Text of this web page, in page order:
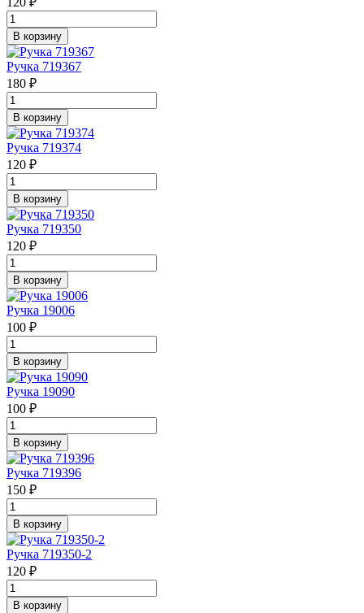
В корзину
Ручка 719367
180 ₽
В корзину
Ручка 719374
120 ₽
В корзину
Ручка 719350
120 ₽
В корзину
Ручка 19006
100 ₽
В корзину
Ручка 19090
100 ₽
В корзину
Ручка 719396
150 ₽
В корзину
Ручка 719350-2
120 ₽
В корзину